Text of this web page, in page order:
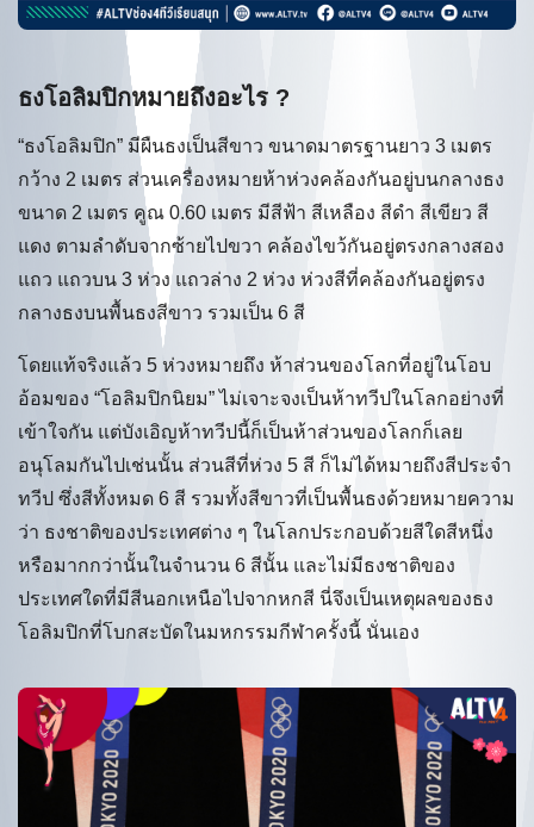
ธงโอลิมปิกหมายถึงอะไร ?
“ธงโอลิมปิก” มีผืนธงเป็นสีขาว ขนาดมาตรฐานยาว 3 เมตร
กว้าง 2 เมตร ส่วนเครื่องหมายห้าห่วงคล้องกันอยู่บนกลางธง
ขนาด 2 เมตร คูณ 0.60 เมตร มีสีฟ้า สีเหลือง สีดำ สีเขียว สี
แดง ตามลำดับจากซ้ายไปขวา คล้องไขว้กันอยู่ตรงกลางสอง
แถว แถวบน 3 ห่วง แถวล่าง 2 ห่วง ห่วงสีที่คล้องกันอยู่ตรง
กลางธงบนพื้นธงสีขาว รวมเป็น 6 สี
โดยแท้จริงแล้ว 5 ห่วงหมายถึง ห้าส่วนของโลกที่อยู่ในโอบ
อ้อมของ “โอลิมปิกนิยม” ไม่เจาะจงเป็นห้าทวีปในโลกอย่างที่
เข้าใจกัน แต่บังเอิญห้าทวีปนี้ก็เป็นห้าส่วนของโลกก็เลย
อนุโลมกันไปเช่นนั้น ส่วนสีที่ห่วง 5 สี ก็ไม่ได้หมายถึงสีประจำ
ทวีป ซึ่งสีทั้งหมด 6 สี รวมทั้งสีขาวที่เป็นพื้นธงด้วยหมายความ
ว่า ธงชาติของประเทศต่าง ๆ ในโลกประกอบด้วยสีใดสีหนึ่ง
หรือมากกว่านั้นในจำนวน 6 สีนั้น และไม่มีธงชาติของ
ประเทศใดที่มีสีนอกเหนือไปจากหกสี นี่จึงเป็นเหตุผลของธง
โอลิมปิกที่โบกสะบัดในมหกรรมกีฬาครั้งนี้ นั่นเอง